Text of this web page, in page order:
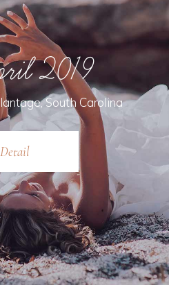
2019
South Carolina
Detail